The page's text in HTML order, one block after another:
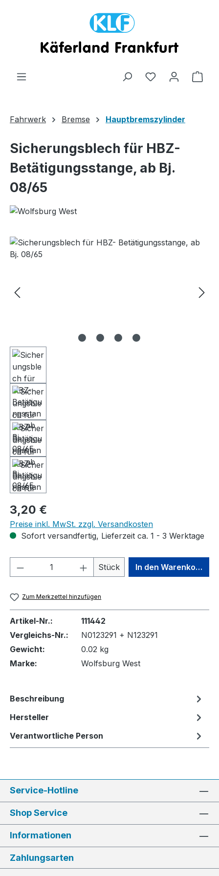
Zum Hauptinhalt springen
Fahrwerk Bremse Hauptbremszylinder
Sicherungsblech für HBZ-
Betätigungsstange, ab Bj.
08/65
Bildergalerie überspringen
Regulärer Preis:
3,20 €
Preise inkl. MwSt. zzgl. Versandkosten
Sofort versandfertig, Lieferzeit ca. 1 - 3 Werktage
Produkt Anzahl: Gib den
Stück In den Warenkorb
Zum Merkzettel hinzufügen
Artikel-Nr.:
111442
Vergleichs-Nr.:
N0123291 + N123291
Gewicht:
0.02 kg
Marke:
Wolfsburg West
Beschreibung
Hersteller
Verantwortliche Person
Service-Hotline
Shop Service
Informationen
Zahlungsarten